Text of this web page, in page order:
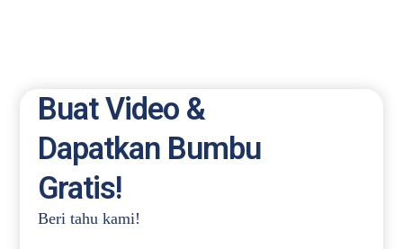
Buat Video &
Dapatkan Bumbu
Gratis!
Beri tahu kami!